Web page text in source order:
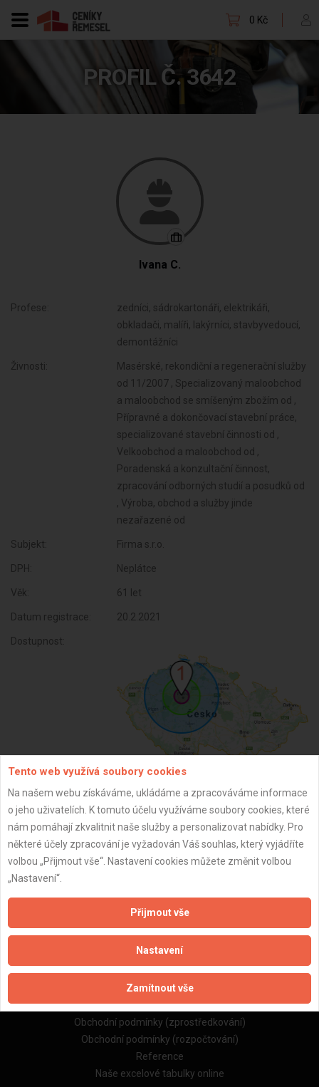
0 Kč
PROFIL Č. 3642
Ivana C.
Profese:
zedníci, sádrokartonáři, elektrikáři,
obkladači, malíři, lakýrníci, stavbyvedoucí,
demontážníci
Živnosti:
Masérské, rekondiční a regenerační služby
od 11/2007 , Specializovaný maloobchod
a maloobchod se smíšeným zbožím od ,
Přípravné a dokončovací stavební práce,
specializované stavební činnosti od ,
Velkoobchod a maloobchod od ,
Poradenská a konzultační činnost,
zpracování odborných studií a posudků od
, Výroba, obchod a služby jinde
nezařazené od
Subjekt: Firma s.r.o.
DPH: Neplátce
Věk: 61 let
Datum registrace: 20.2.2021
Dostupnost:
ZPĚT
Aktualizováno z portálu ARES dne 31.12.2024 06:15:09
Důležité informace
Naše firmy a řemeslníci
Zpracování a ochrana osobních údajů
Zásady pro používání souborů cookie
Obchodní podmínky (zprostředkování)
Obchodní podmínky (rozpočtování)
Reference
Naše excelové tabulky online
Tento web využívá soubory cookies
Na našem webu získáváme, ukládáme a zpracováváme informace
o jeho uživatelích. K tomuto účelu využíváme soubory cookies, které
nám pomáhají zkvalitnit naše služby a personalizovat nabídky. Pro
některé účely zpracování je vyžadován Váš souhlas, který vyjádříte
volbou „Přijmout vše“. Nastavení cookies můžete změnit volbou
„Nastavení“.
Přijmout vše
Nastavení
Zamítnout vše